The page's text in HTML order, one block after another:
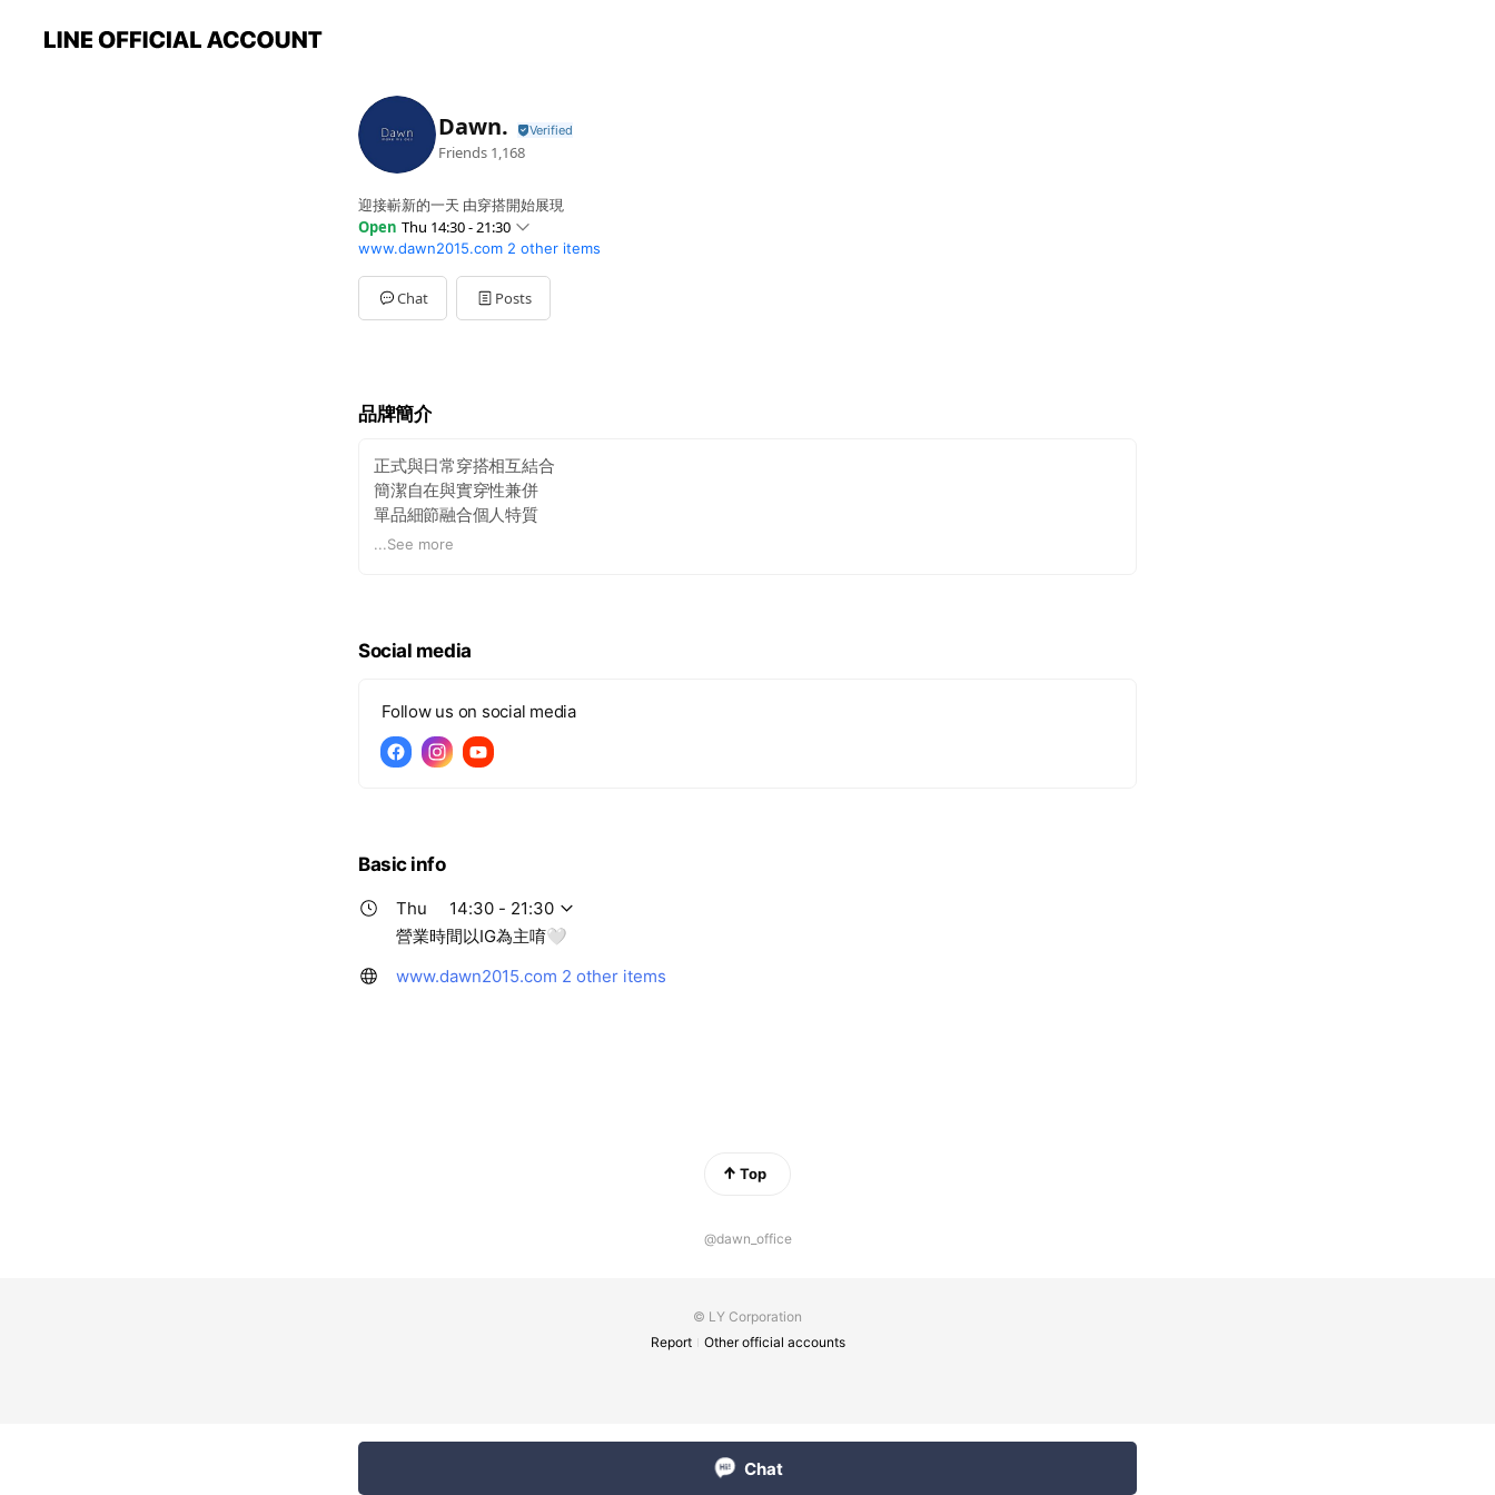
Dawn.
Friends 1,168
迎接嶄新的一天 由穿搭開始展現
Open Thu 14:30 - 21:30
Sun14:00 - 21:30
Mon14:30 - 21:30
Tue14:30 - 21:30
Wed14:30 - 21:30
營業時間以IG為主唷🤍
www.dawn2015.com 2 other items
Chat Posts
品牌簡介
正式與日常穿搭相互結合
簡潔自在與實穿性兼併
單品細節融合個人特質
成就自信美好的吸引力
...See more
Social media
Follow us on social media
Basic info
Thu
14:30 - 21:30
營業時間以IG為主唷🤍
www.dawn2015.com 2 other items
Top
@dawn_office
© LY Corporation
Report
Other official accounts
Chat